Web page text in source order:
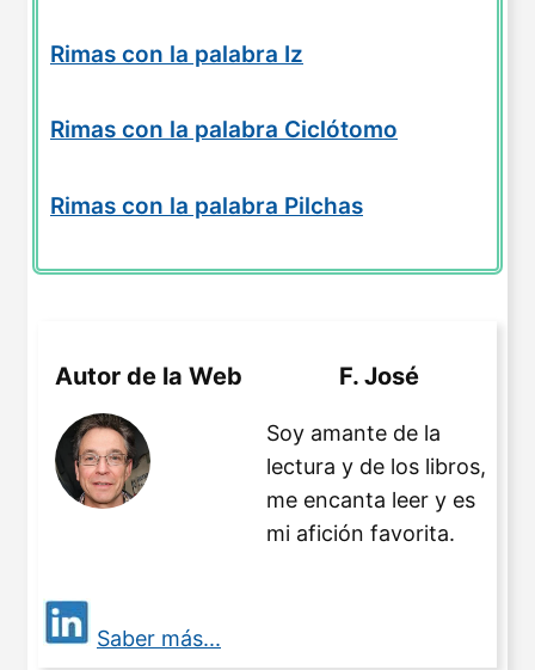
Rimas con la palabra Iz
Rimas con la palabra Ciclótomo
Rimas con la palabra Pilchas
Autor de la Web F. José
Soy amante de la
lectura y de los libros,
me encanta leer y es
mi afición favorita.
Saber más...